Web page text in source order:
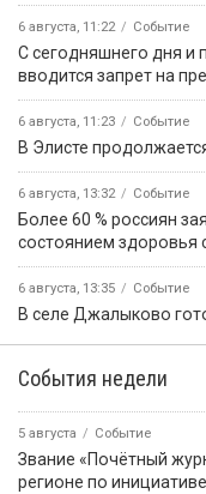
6 августа, 11:22 Событие
С сегодняшнего дня и
вводится запрет на
6 августа, 11:23 Событие
В Элисте
6 августа, 13:32 Событие
Более 60 % россиян
состоянием здоровья
6 августа, 13:35 Событие
В селе Джалыково
События недели
5 августа Событие
Звание «Почётный
регионе по